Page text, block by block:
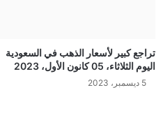
تراجع كبير لأسعار الذهب في السعودية
اليوم الثلاثاء، 05 كانون الأول، 2023
5 ديسمبر، 2023